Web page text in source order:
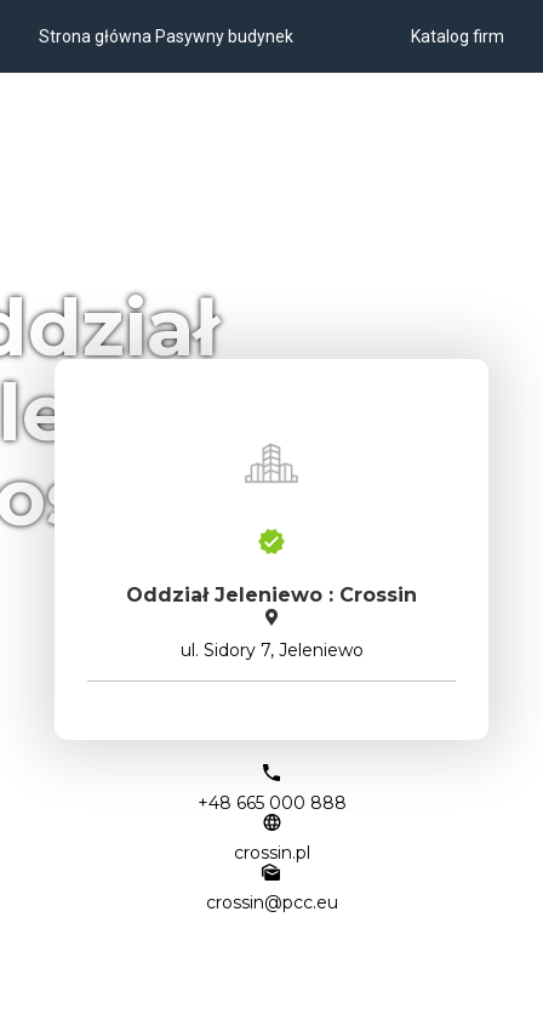
Strona główna Pasywny budynek Katalog firm
:
Oddział Jeleniewo : Crossin
ul. Sidory 7, Jeleniewo
+48 665 000 888
crossin.pl
crossin@pcc.eu